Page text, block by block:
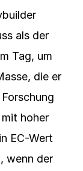
als der
Tag, um
die er
hoher
EC-Wert
wenn der